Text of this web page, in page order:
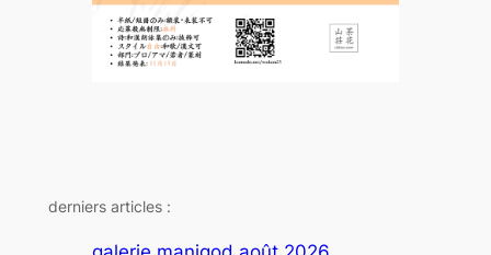
derniers articles :